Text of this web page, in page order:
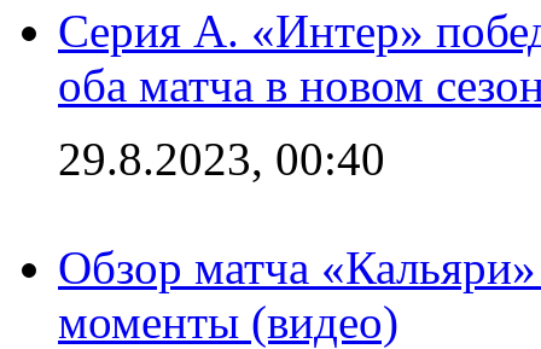
Серия А. «Интер»
оба матча в новом
29.8.2023, 00:40
Обзор матча
моменты (видео)